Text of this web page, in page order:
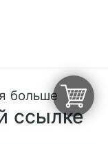
ссылке
больше